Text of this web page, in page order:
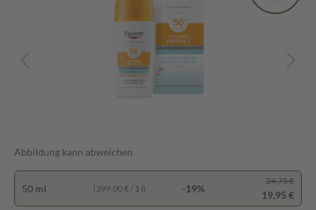
Abbildung kann abweichen
50 ml (399,00 € / 1 l) -19%
24,75 €
19,95 €